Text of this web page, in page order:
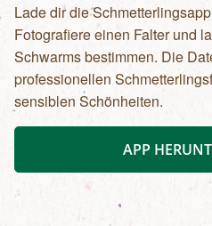
Lade dir die
Fotografiere einen Falter und
Schwarms bestimmen. Die
professionellen
sensiblen Schönheiten.
APP